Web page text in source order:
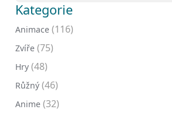
Kategorie
Animace (116)
Zvíře (75)
Hry (48)
Růžný (46)
Anime (32)